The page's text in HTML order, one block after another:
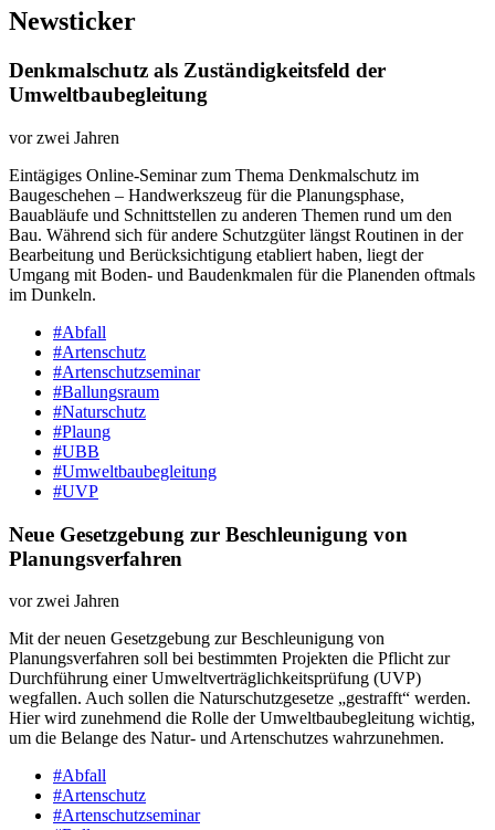
Newsticker
Denkmalschutz als Zuständigkeitsfeld der
Umweltbaubegleitung
vor zwei Jahren
Eintägiges Online-​Seminar zum Thema Denkmalschutz im
Baugeschehen – Handwerkszeug für die Planungsphase,
Bauabläufe und Schnittstellen zu anderen Themen rund um den
Bau. Während sich für andere Schutzgüter längst Routinen in der
Bearbeitung und Berücksichtigung etabliert haben, liegt der
Umgang mit Boden-​ und Baudenkmalen für die Planenden oftmals
im Dunkeln.
#Abfall
#Artenschutz
#Artenschutzseminar
#Ballungsraum
#Naturschutz
#Plaung
#UBB
#Umweltbaubegleitung
#UVP
Neue Gesetzgebung zur Beschleunigung von
Planungsverfahren
vor zwei Jahren
Mit der neuen Gesetzgebung zur Beschleunigung von
Planungsverfahren soll bei bestimmten Projekten die Pflicht zur
Durchführung einer Umweltverträglichkeitsprüfung (UVP)
wegfallen. Auch sollen die Naturschutzgesetze „gestrafft“ werden.
Hier wird zunehmend die Rolle der Umweltbaubegleitung wichtig,
um die Belange des Natur- und Artenschutzes wahrzunehmen.
#Abfall
#Artenschutz
#Artenschutzseminar